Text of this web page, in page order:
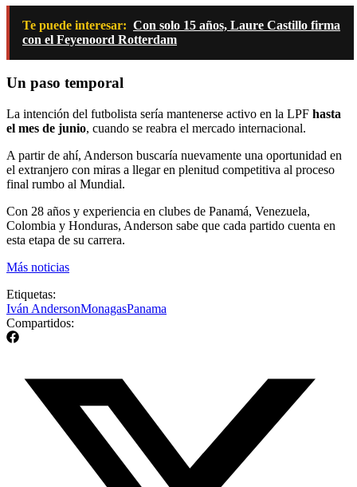
Te puede interesar: Con solo 15 años, Laure Castillo firma
con el Feyenoord Rotterdam
Un paso temporal
La intención del futbolista sería mantenerse activo en la LPF hasta
el mes de junio, cuando se reabra el mercado internacional.
A partir de ahí, Anderson buscaría nuevamente una oportunidad en
el extranjero con miras a llegar en plenitud competitiva al proceso
final rumbo al Mundial.
Con 28 años y experiencia en clubes de Panamá, Venezuela,
Colombia y Honduras, Anderson sabe que cada partido cuenta en
esta etapa de su carrera.
Más noticias
Etiquetas:
Iván AndersonMonagasPanama
Compartidos: